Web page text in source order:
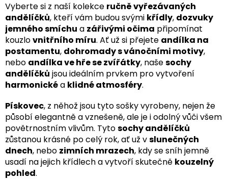
Vyberte si z naší kolekce ručně vyřezávaných
andělíčků, kteří vám budou svými křídly, dozvuky
jemného smíchu a zářivými očima připomínat
kouzlovnitřního míru. Ať už si přejete andílka na
postamentu, dohromady s vánočními motivy,
nebo andílka ve hře se zvířátky, našesochy
andělíčků jsou ideálním prvkem pro vytvoření
harmonickéa klidné atmosféry.
Pískovec, z něhož jsou tyto sošky vyrobeny, nejen že
působí elegantně a vznešeně, ale je i odolný vůči všem
povětrnostním vlivům. Tytosochy andělíčků
zůstanou krásné po celý rok, ať už vslunečných
dnech, nebo zimních mrazech, kdy se sníh jemně
usadí na jejich křídlech a vytvoří skutečně kouzelný
pohled.